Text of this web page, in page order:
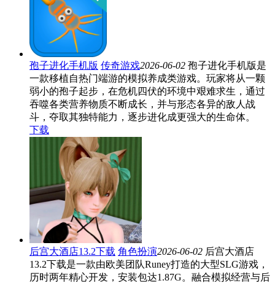
孢子进化手机版 传奇游戏2026-06-02 孢子进化手机版是
一款移植自热门端游的模拟养成类游戏。玩家将从一颗
弱小的孢子起步，在危机四伏的环境中艰难求生，通过
吞噬各类营养物质不断成长，并与形态各异的敌人战
斗，夺取其独特能力，逐步进化成更强大的生命体。
下载
后宫大酒店13.2下载 角色扮演2026-06-02 后宫大酒店
13.2下载是一款由欧美团队Runey打造的大型SLG游戏，
历时两年精心开发，安装包达1.87G。融合模拟经营与后